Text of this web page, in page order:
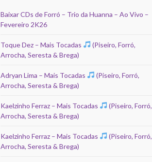
Baixar CDs de Forró – Trio da Huanna – Ao Vivo –
Fevereiro 2K26
Toque Dez – Mais Tocadas
(Piseiro, Forró,
Arrocha, Seresta & Brega)
Adryan Lima – Mais Tocadas
(Piseiro, Forró,
Arrocha, Seresta & Brega)
Kaelzinho Ferraz – Mais Tocadas
(Piseiro, Forró,
Arrocha, Seresta & Brega)
Kaelzinho Ferraz – Mais Tocadas
(Piseiro, Forró,
Arrocha, Seresta & Brega)